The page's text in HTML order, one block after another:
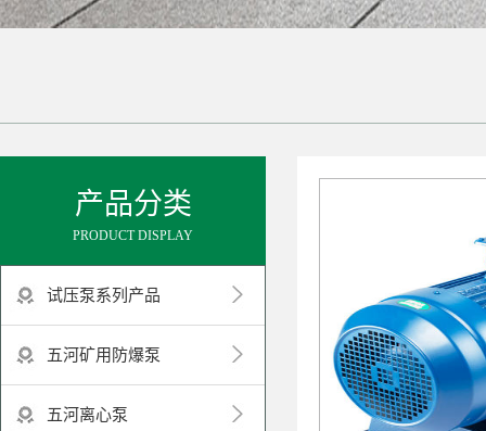
产品分类
PRODUCT DISPLAY
试压泵系列产品
五河矿用防爆泵
五河离心泵